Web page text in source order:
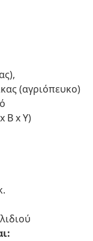
(αγριόπευκο)
Β x Υ)